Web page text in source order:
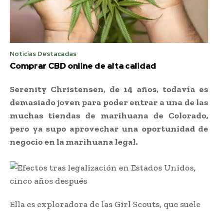
Noticias Destacadas
Comprar CBD online de alta calidad
Serenity Christensen, de 14 años, todavía es
demasiado joven para poder entrar a una de las
muchas tiendas de marihuana de Colorado,
pero ya supo aprovechar una oportunidad de
negocio en la marihuana legal.
Ella es exploradora de las Girl Scouts, que suele